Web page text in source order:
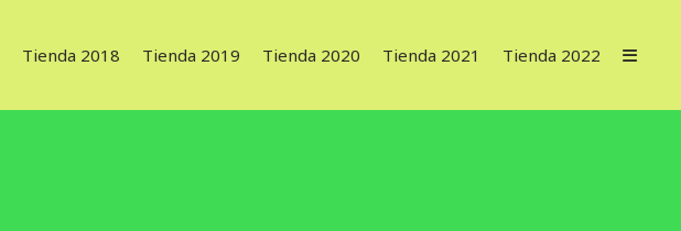
Tienda 2018 Tienda 2019 Tienda 2020 Tienda 2021 Tienda 2022